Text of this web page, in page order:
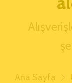
Ana Sayfa